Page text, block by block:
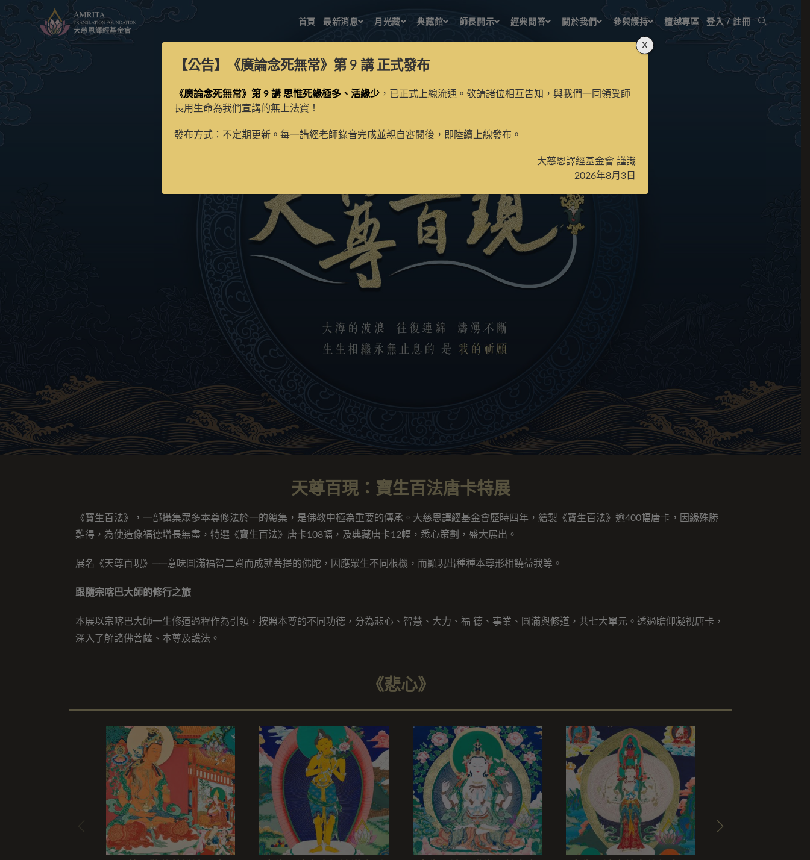
首頁 最新消息 月光藏 典藏館 師長開示 經典問答 關於我們 參與護持 檀越專區 登入 / 註冊
天尊百現：寶生百法唐卡特展
《寶生百法》，一部攝集眾多本尊修法於一的總集，是佛教中極為重要的傳承。大慈恩譯經基金會歷時四年，繪製《寶生百法》逾400幅唐卡，因緣殊勝
難得，為使造像福德增長無盡，特選《寶生百法》唐卡108幅，及典藏唐卡12幅，悉心策劃，盛大展出。
展名《天尊百現》──意味圓滿福智二資而成就菩提的佛陀，因應眾生不同根機，而顯現出種種本尊形相饒益我等。
跟隨宗喀巴大師的修行之旅
本展以宗喀巴大師一生修道過程作為引領，按照本尊的不同功德，分為悲心、智慧、大力、福 德、事業、圓滿與修道，共七大單元。透過瞻仰凝視唐卡，
深入了解諸佛菩薩、本尊及護法。
《悲心》
【公告】 《廣論念死無常》第 9 講正式發布
《廣論念死無常》第 9 講 思惟死緣極多、活緣少，已正式上線流通。敬請諸位相互告知，與我們一同領受師
長用生命為我們宣講的無上法寶！
發布方式：不定期更新。每一講經老師錄音完成並親自審閱後，即陸續上線發布。
大慈恩譯經基金會 謹識
2026年8月3日
X